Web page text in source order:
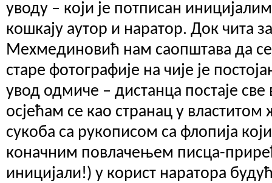
уводу – који је потписан
кошкају аутор и наратор. Док чита
Мехмединовић нам саопштава да се
старе фотографије на чије је
увод одмиче – дистанца постаје све
осјећам се као странац у властитом
сукоба са рукописом са флопија
коначним повлачењем писца-
иницијали!) у корист наратора